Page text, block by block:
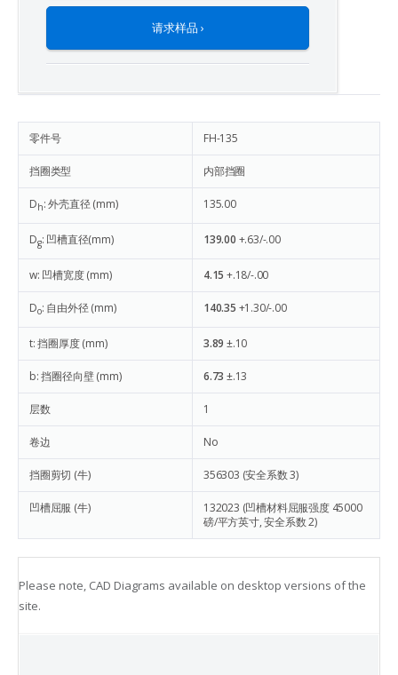
请求样品 ›
零件号 FH-135
挡圈类型 内部挡圈
Dh: 外壳直径 (mm) 135.00
Dg: 凹槽直径(mm) 139.00 +.63/-.00
w: 凹槽宽度 (mm) 4.15 +.18/-.00
Do: 自由外径 (mm) 140.35 +1.30/-.00
t: 挡圈厚度 (mm) 3.89 ±.10
b: 挡圈径向壁 (mm) 6.73 ±.13
层数 1
卷边 No
挡圈剪切 (牛) 356303 (安全系数 3)
凹槽屈服 (牛) 132023 (凹槽材料屈服强度 45000
磅/平方英寸, 安全系数 2)
Please note, CAD Diagrams available on desktop versions of the
site.